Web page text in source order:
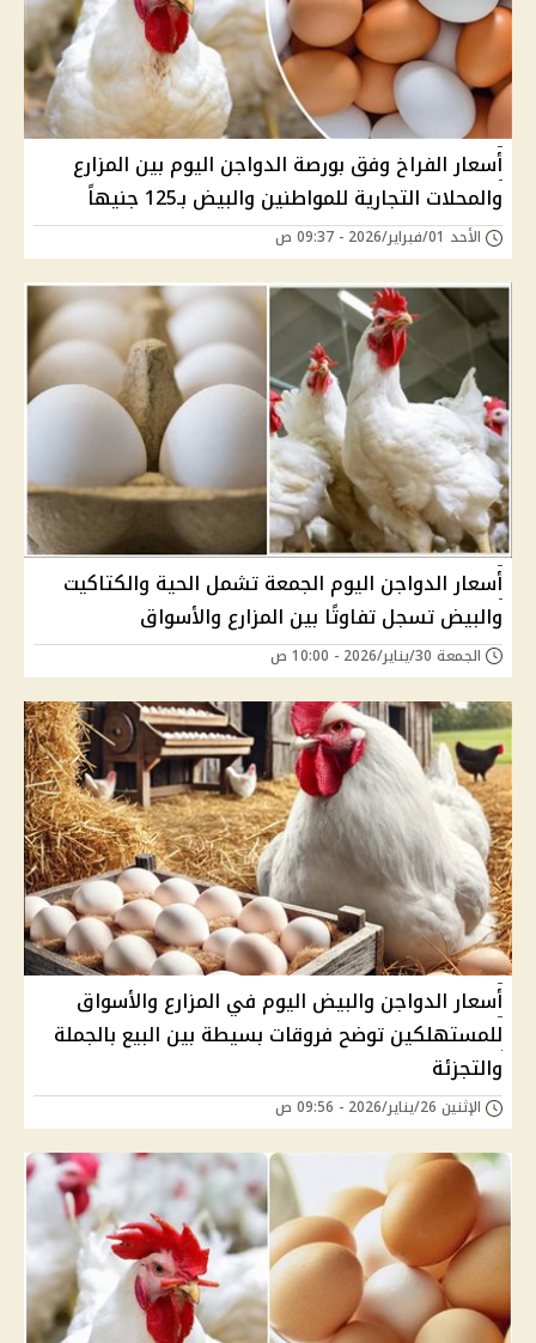
أسعار الفراخ وفق بورصة الدواجن اليوم بين المزارع
والمحلات التجارية للمواطنين والبيض بـ125 جنيهاً
الأحد 01/فبراير/2026 - 09:37 ص
أسعار الدواجن اليوم الجمعة تشمل الحية والكتاكيت
والبيض تسجل تفاوتًا بين المزارع والأسواق
الجمعة 30/يناير/2026 - 10:00 ص
أسعار الدواجن والبيض اليوم في المزارع والأسواق
للمستهلكين توضح فروقات بسيطة بين البيع بالجملة
والتجزئة
الإثنين 26/يناير/2026 - 09:56 ص